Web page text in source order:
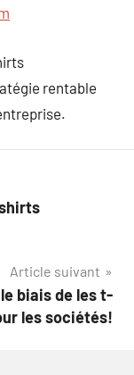
rentable
Article suivant
biais de les t-
les sociétés!